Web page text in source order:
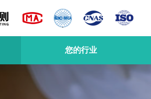
您的行业